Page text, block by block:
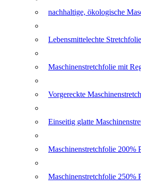
nachhaltige, ökologische
Lebensmittelechte Stretchfolie
Maschinenstretchfolie mit
Vorgereckte
Einseitig glatte
Maschinenstretchfolie 200%
Maschinenstretchfolie 250%